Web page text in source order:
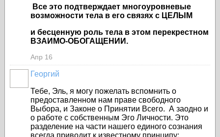
Все это подтверждает многоуровневые
возможности тела в его связях с ЦЕЛЫМ
и бесценную роль тела в этом перекрестном
ВЗАИМО-ОБОГАЩЕНИИ.
Апр 16
Георгий
Тебе, Эль, я могу пожелать вспомнить о
предоставленном нам праве свободного
Выбора, и Законе о Принятии Всего. А заодно и
о работе с собственным Эго Личности. Это
разделение на части нашего единого сознания
всегда приводит к известному принципу: